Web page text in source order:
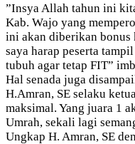
”Insya Allah tahun ini
Kab. Wajo yang
ini akan diberikan bonus
saya harap peserta
tubuh agar tetap FIT”
Hal senada juga
H.Amran, SE selaku
maksimal. Yang juara 1
Umrah, sekali lagi
Ungkap H. Amran, SE